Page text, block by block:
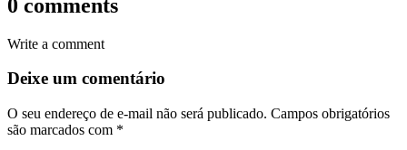
0 comments
Write a comment
Deixe um comentário
O seu endereço de e-mail não será publicado. Campos obrigatórios
são marcados com *